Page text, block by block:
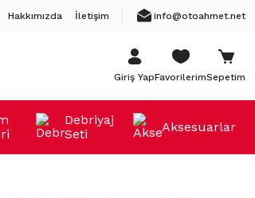
Hakkımızda İletişim info@otoahmet.net
Giriş YapFavorilerimSepetim
Debriyaj
Seti
Aksesuarlar